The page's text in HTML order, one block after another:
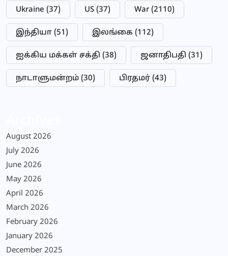
Ukraine (37) US (37) War (2110)
இந்தியா (51) இலங்கை (112)
ஐக்கிய மக்கள் சக்தி (38) ஜனாதிபதி (31)
நாடாளுமன்றம் (30) பிரதமர் (43)
August 2026
July 2026
June 2026
May 2026
April 2026
March 2026
February 2026
January 2026
December 2025